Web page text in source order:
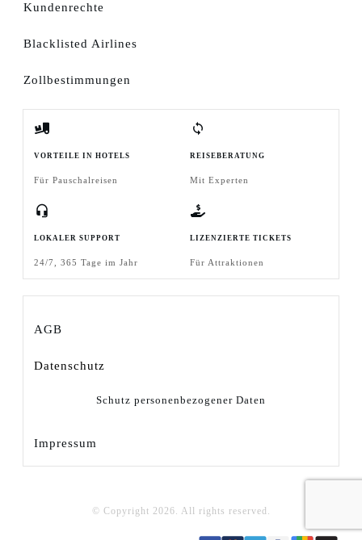
Kundenrechte
Blacklisted Airlines
Zollbestimmungen
VORTEILE IN HOTELS
Für Pauschalreisen
REISEBERATUNG
Mit Experten
LOKALER SUPPORT
24/7, 365 Tage im Jahr
LIZENZIERTE TICKETS
Für Attraktionen
AGB
Datenschutz
Schutz personenbezogener Daten
Impressum
© Copyright 2026. All rights reserved.